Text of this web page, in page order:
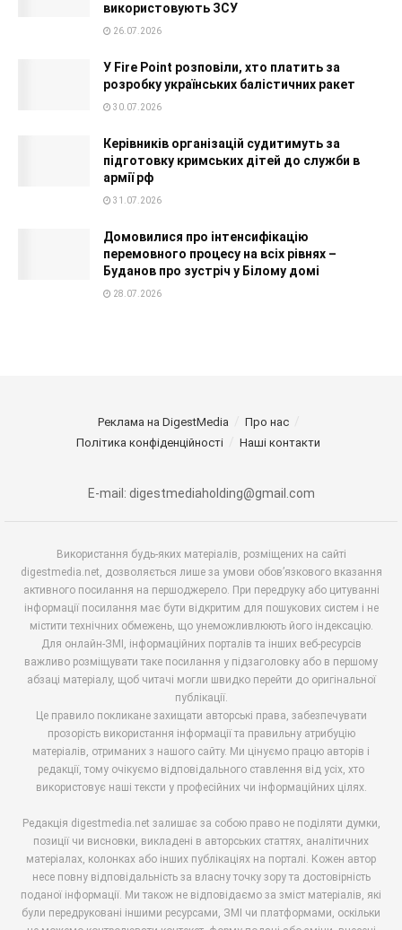
використовують ЗСУ
26.07.2026
У Fire Point розповіли, хто платить за
розробку українських балістичних ракет
30.07.2026
Керівників організацій судитимуть за
підготовку кримських дітей до служби в
армії рф
31.07.2026
Домовилися про інтенсифікацію
перемовного процесу на всіх рівнях –
Буданов про зустріч у Білому домі
28.07.2026
Реклама на DigestMedia
Про нас
Політика конфіденційності
Наші контакти
E-mail: digestmediaholding@gmail.com
Використання будь-яких матеріалів, розміщених на сайті
digestmedia.net, дозволяється лише за умови обов’язкового вказання
активного посилання на першоджерело. При передруку або цитуванні
інформації посилання має бути відкритим для пошукових систем і не
містити технічних обмежень, що унеможливлюють його індексацію.
Для онлайн-ЗМІ, інформаційних порталів та інших веб-ресурсів
важливо розміщувати таке посилання у підзаголовку або в першому
абзаці матеріалу, щоб читачі могли швидко перейти до оригінальної
публікації.
Це правило покликане захищати авторські права, забезпечувати
прозорість використання інформації та правильну атрибуцію
матеріалів, отриманих з нашого сайту. Ми цінуємо працю авторів і
редакції, тому очікуємо відповідального ставлення від усіх, хто
використовує наші тексти у професійних чи інформаційних цілях.
Редакція digestmedia.net залишає за собою право не поділяти думки,
позиції чи висновки, викладені в авторських статтях, аналітичних
матеріалах, колонках або інших публікаціях на порталі. Кожен автор
несе повну відповідальність за власну точку зору та достовірність
поданої інформації. Ми також не відповідаємо за зміст матеріалів, які
були передруковані іншими ресурсами, ЗМІ чи платформами, оскільки